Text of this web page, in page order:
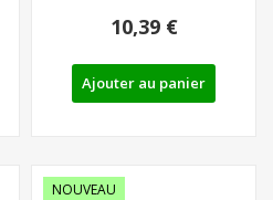
10,39 €
Ajouter au panier
NOUVEAU